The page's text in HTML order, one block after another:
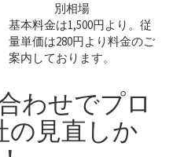
基本料金は1,500円より。従
量単価は280円より料金のご
案内しております。
わせでプロ
の見直しか